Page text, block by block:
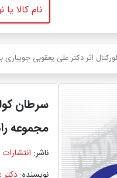
اثر دکتر علی یعقوبی جویباری
سرطان
مجموعه
ناشر:
نویسنده: